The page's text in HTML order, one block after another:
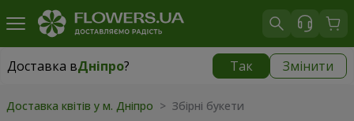
Доставка вДніпро? Так Змінити
Доставка вДніпро|
Доставка квітів у м. Дніпро > Збірні букети